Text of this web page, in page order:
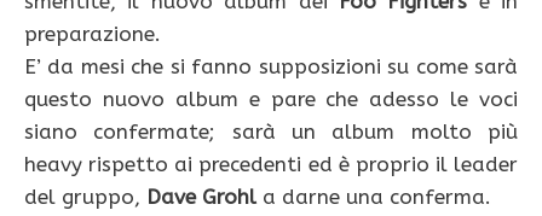
preparazione.
E’ da mesi che si fanno supposizioni su come sarà
questo nuovo album e pare che adesso le voci
siano confermate; sarà un album molto più
heavy rispetto ai precedenti ed è proprio il leader
del gruppo, Dave Grohla darne una conferma.